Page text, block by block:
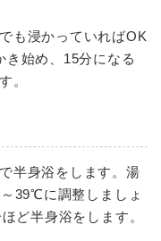
も浸かっていればOK
き始め、15分になる
。
半身浴をします。湯
39℃に調整しましょ
ど半身浴をします。